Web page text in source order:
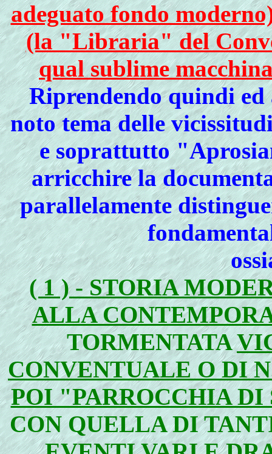
adeguato fondo
(la "Libraria" del
qual sublime
Riprendendo quindi
noto tema delle
e soprattutto
arricchire la
parallelamente
( 1 ) - STORIA
ALLA
TORMENTATA
CONVENTUALE O DI
POI "PARROCCHIA DI
CON QUELLA DI